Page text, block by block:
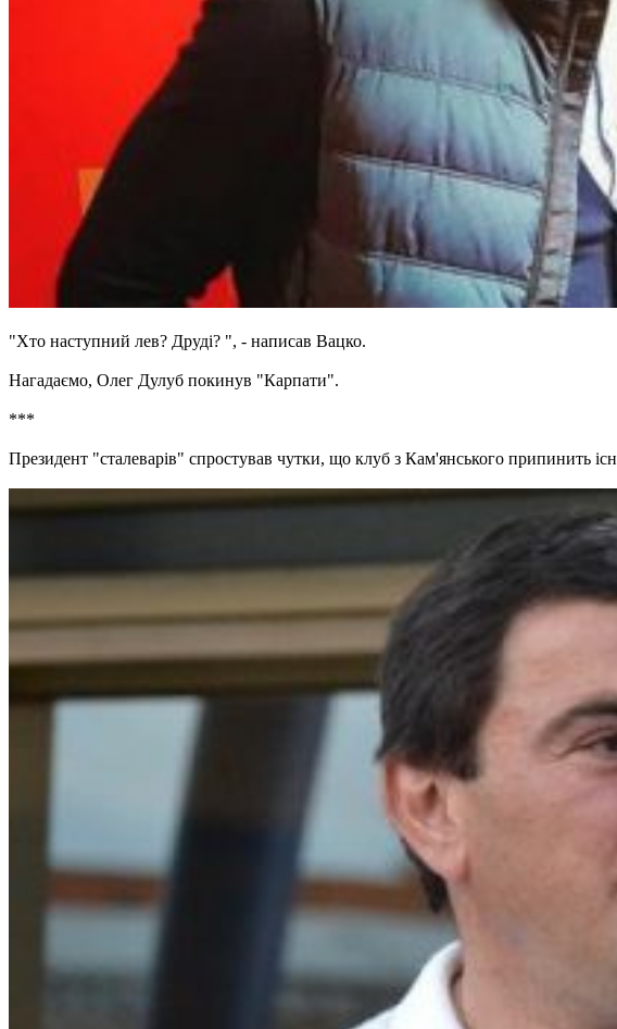
"Хто наступний лев? Друді? ", - написав Вацко.
Нагадаємо, Олег Дулуб покинув "Карпати".
***
Президент "сталеварів" спростував чутки, що клуб з Кам'янського припинить